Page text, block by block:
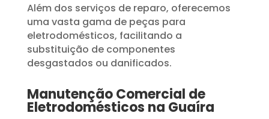
Além dos serviços de reparo, oferecemos
uma vasta gama de peças para
eletrodomésticos, facilitando a
substituição de componentes
desgastados ou danificados.
Manutenção Comercial de
Eletrodomésticos na Guaíra